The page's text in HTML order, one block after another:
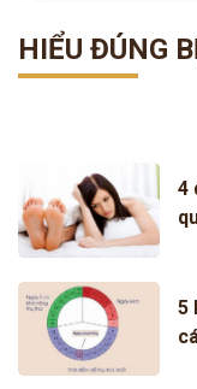
HIỂU ĐÚNG
4
5